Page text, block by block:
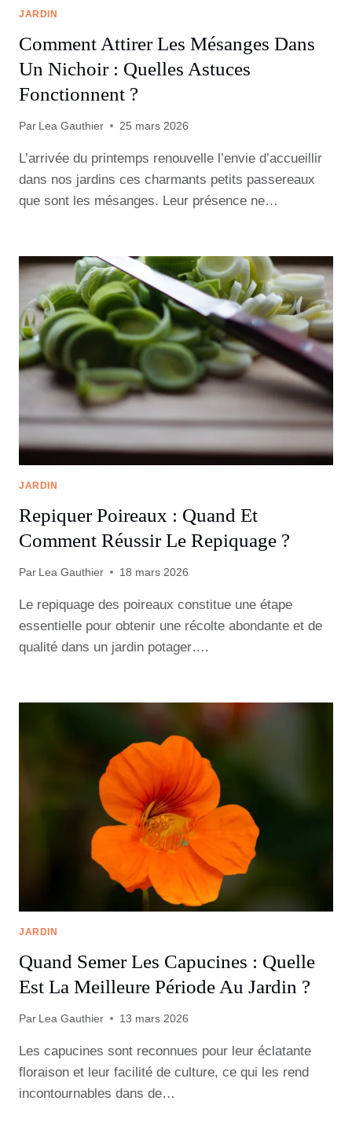
JARDIN
Comment Attirer Les Mésanges Dans
Un Nichoir : Quelles Astuces
Fonctionnent ?
Par Lea Gauthier 25 mars 2026
L’arrivée du printemps renouvelle l’envie d’accueillir
dans nos jardins ces charmants petits passereaux
que sont les mésanges. Leur présence ne…
JARDIN
Repiquer Poireaux : Quand Et
Comment Réussir Le Repiquage ?
Par Lea Gauthier 18 mars 2026
Le repiquage des poireaux constitue une étape
essentielle pour obtenir une récolte abondante et de
qualité dans un jardin potager….
JARDIN
Quand Semer Les Capucines : Quelle
Est La Meilleure Période Au Jardin ?
Par Lea Gauthier 13 mars 2026
Les capucines sont reconnues pour leur éclatante
floraison et leur facilité de culture, ce qui les rend
incontournables dans de…